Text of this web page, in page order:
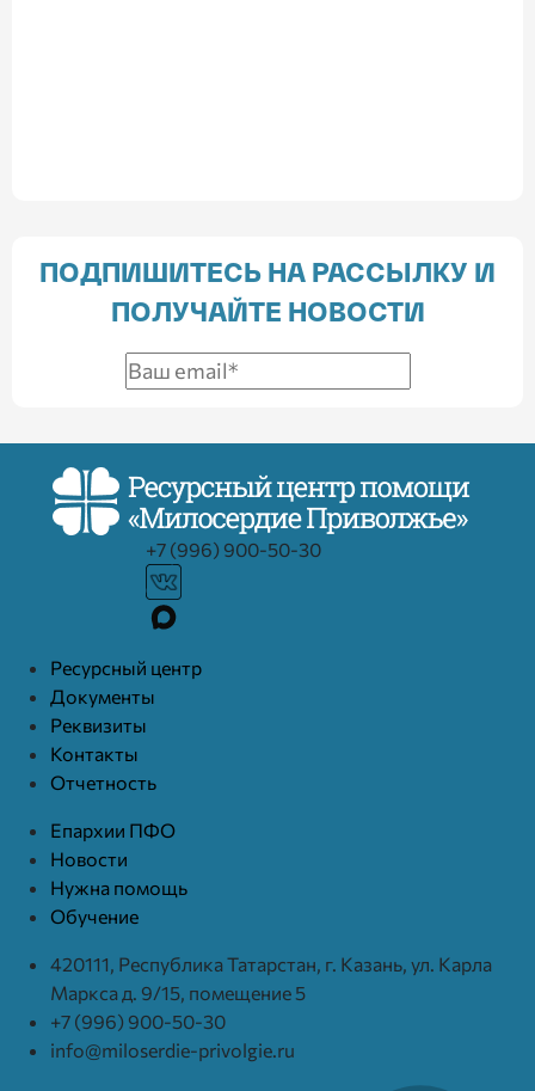
ПОДПИШИТЕСЬ НА РАССЫЛКУ И
ПОЛУЧАЙТЕ НОВОСТИ
+7 (996) 900-50-30
Ресурcный центр
Документы
Реквизиты
Контакты
Отчетность
Епархии ПФО
Новости
Нужна помощь
Обучение
420111, Республика Татарстан, г. Казань, ул. Карла
Маркса д. 9/15, помещение 5
+7 (996) 900-50-30
info@miloserdie-privolgie.ru